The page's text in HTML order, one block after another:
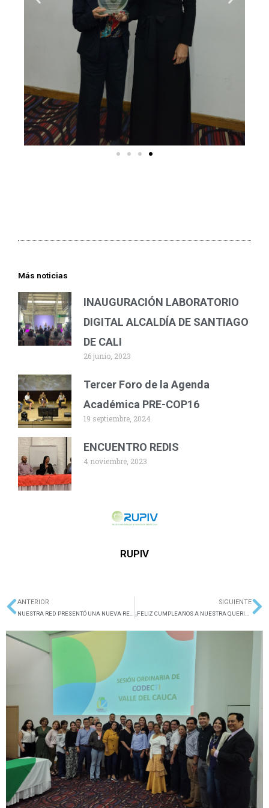
RUPIV
Más noticias
INAUGURACIÓN LABORATORIO
DIGITAL ALCALDÍA DE SANTIAGO
DE CALI
26 junio, 2023
Tercer Foro de la Agenda
Académica PRE-COP16
19 septiembre, 2024
ENCUENTRO REDIS
4 noviembre, 2023
Ant
ANTERIOR SIGUIENTE